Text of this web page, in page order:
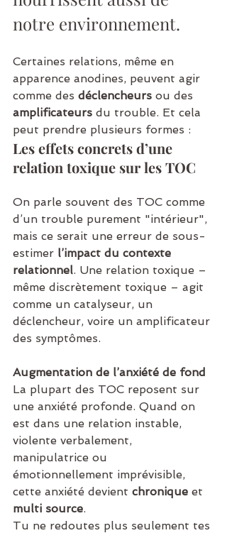
notre environnement.
Certaines relations, même en
apparence anodines, peuvent agir
comme des déclencheurs ou des
amplificateurs du trouble. Et cela
peut prendre plusieurs formes :
Les effets concrets d’une
relation toxique sur les TOC
On parle souvent des TOC comme
d’un trouble purement "intérieur",
mais ce serait une erreur de sous-
estimer l’impact du contexte
relationnel. Une relation toxique –
même discrètement toxique – agit
comme un catalyseur, un
déclencheur, voire un amplificateur
des symptômes.
Augmentation de l’anxiété de fond
La plupart des TOC reposent sur
une anxiété profonde. Quand on
est dans une relation instable,
violente verbalement,
manipulatrice ou
émotionnellement imprévisible,
cette anxiété devient chronique et
multi source.
Tu ne redoutes plus seulement tes